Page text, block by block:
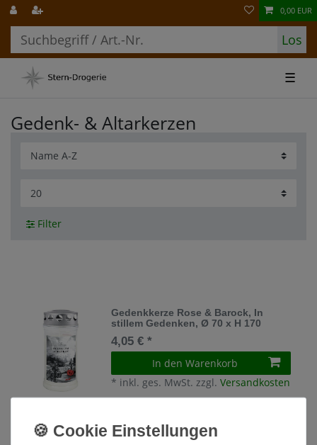
Los
0,00 EUR
☰
Gedenk- & Altarkerzen
Filter
Gedenkkerze Rose & Barock, In
stillem Gedenken, Ø 70 x H 170
4,05 € *
In den Warenkorb
* inkl. ges. MwSt. zzgl.Versandkosten
Gedenkkerze Rose auf Stein, In
ewiger Erinnerung, Ø 70 x H 170